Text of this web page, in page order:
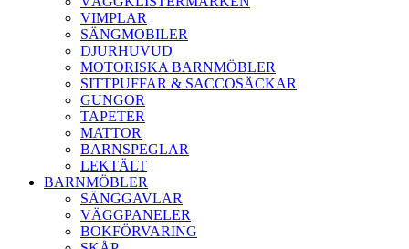
VIMPLAR
SÄNGMOBILER
DJURHUVUD
MOTORISKA BARNMÖBLER
SITTPUFFAR & SACCOSÄCKAR
GUNGOR
TAPETER
MATTOR
BARNSPEGLAR
LEKTÄLT
BARNMÖBLER
SÄNGGAVLAR
VÄGGPANELER
BOKFÖRVARING